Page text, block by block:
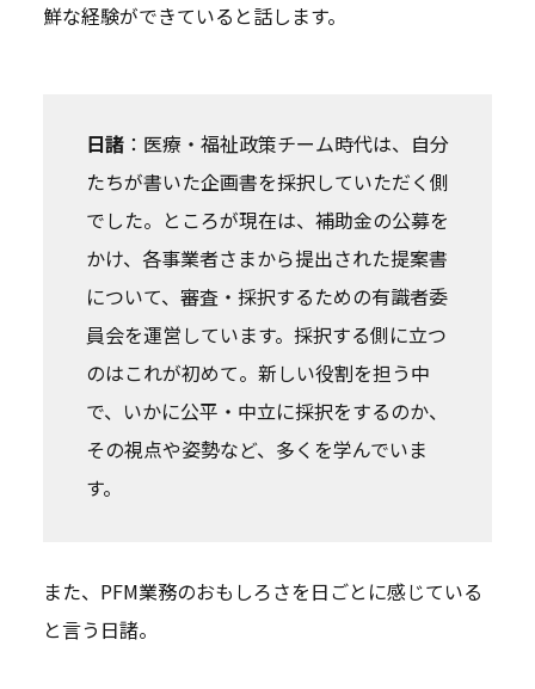
鮮な経験ができていると話します。
日諸：医療・福祉政策チーム時代は、自分
たちが書いた企画書を採択していただく側
でした。ところが現在は、補助金の公募を
かけ、各事業者さまから提出された提案書
について、審査・採択するための有識者委
員会を運営しています。採択する側に立つ
のはこれが初めて。新しい役割を担う中
で、いかに公平・中立に採択をするのか、
その視点や姿勢など、多くを学んでいま
す。
また、PFM業務のおもしろさを日ごとに感じている
と言う日諸。